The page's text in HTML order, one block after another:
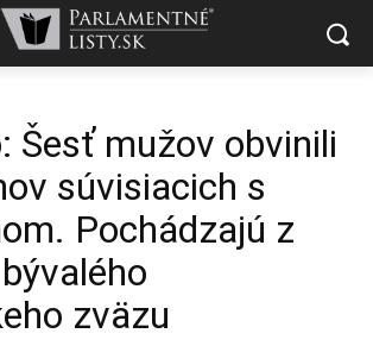
Šesť mužov obvinili
súvisiacich s
Pochádzajú z
zväzu